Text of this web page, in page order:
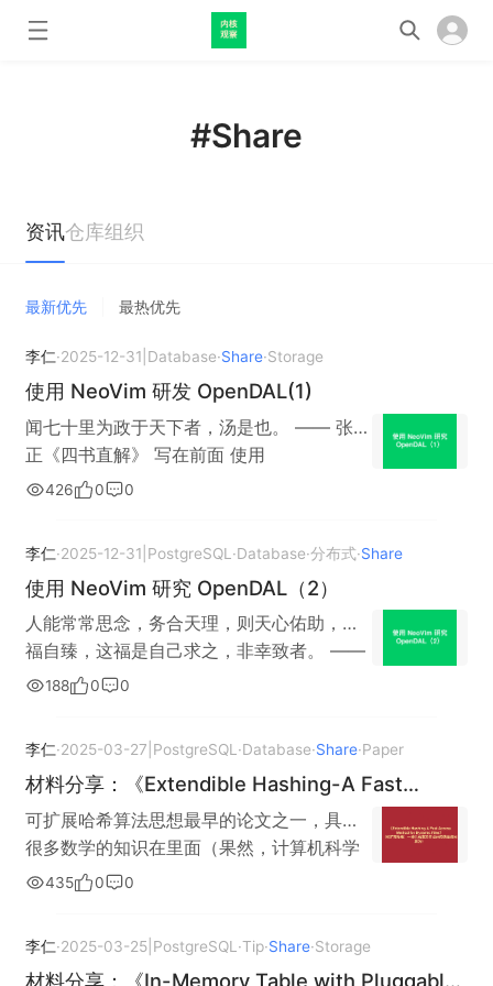
#Share
资讯仓库组织
最新优先 最热优先
李仁·2025-12-31 Database·Share·Storage
使用 NeoVim 研发 OpenDAL(1)
闻七十里为政于天下者，汤是也。 —— 张居
正《四书直解》 写在前面 使用
Vim/NeoVim/Emacs 的最大动力，就在于
我们将会向你阐述如何搭建一个基本的
NeoVim 研究环境，NeoVim 搭配 lazyvim
包。 我们期待读者具有： 对于 Vim 的基本
了解，已经通过 vimtutor 程序，了解了
Vim 的基本编辑方式。 基本的开源经验，理
解 Linux 命令行，git 程序，能够使用 Linux
Fedora Linux sudo dnf install nvim 搭配
lazy.vim git clone
https://github.om/LazyVim/starter
~/.config/nvim 配置 Rust 语言 curl --
https://sh.rustup.rs | sh sudo dnf install
https://github.com/apache/opendal.git
就此，一个基本的研究环境已经搭建完成，
426 0 0
李仁·2025-12-31 PostgreSQL ·Database·分布式·Share
使用 NeoVim 研究 OpenDAL（2）
人能常常思念，务合天理，则天心佑助，多
福自臻，这福是自己求之，非幸致者。 ——
张居正《四书直解》 写在前面 本文将会详细
Fedora Linux 环境下 sudo dnf install
postgresql-server sudo /usr/pgsql-
18/bin/postgresql-18-setup initdb sudo
systemctl enable postgresql-18 sudo
systemctl start postgresql-18 sudo
passwd -d postgres # 在调整验证方式
postgres psql -d postgres 按照上述步骤
以后，尝试执行 SELECT VERSION(); （这
188 0 0
李仁·2025-03-27 PostgreSQL·Database·Share·Paper
材料分享：《Extendible Hashing-A Fast
Access Method for Dynamic Files》 （可扩充
哈希：一种为动态文件设计的快速访问算法）
可扩展哈希算法思想最早的论文之一，具有
很多数学的知识在里面（果然，计算机科学
就是数学学问）。 《Extendible Hashing-A
访问算法）材料下载
435 0 0
李仁·2025-03-25| PostgreSQL ·Tip·Share·Storage
材料分享：《In-Memory Table with Pluggable